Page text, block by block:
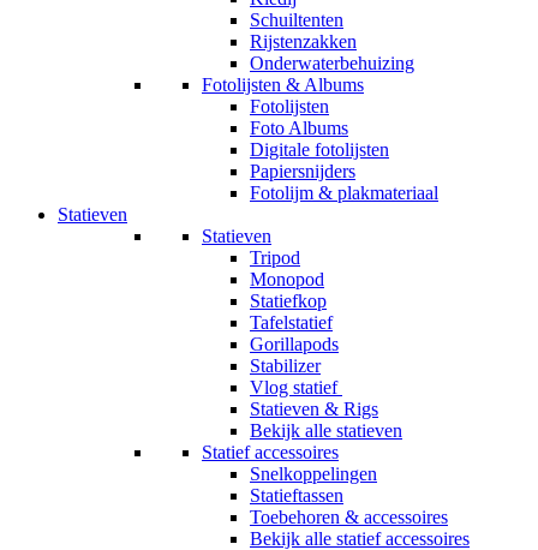
Schuiltenten
Rijstenzakken
Onderwaterbehuizing
Fotolijsten & Albums
Fotolijsten
Foto Albums
Digitale fotolijsten
Papiersnijders
Fotolijm & plakmateriaal
Statieven
Statieven
Tripod
Monopod
Statiefkop
Tafelstatief
Gorillapods
Stabilizer
Vlog statief
Statieven & Rigs
Bekijk alle statieven
Statief accessoires
Snelkoppelingen
Statieftassen
Toebehoren & accessoires
Bekijk alle statief accessoires